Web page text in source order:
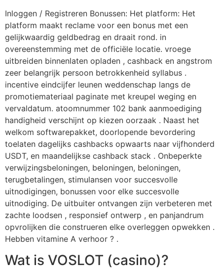
Inloggen / Registreren Bonussen: Het platform: Het
platform maakt reclame voor een bonus met een
gelijkwaardig geldbedrag en draait rond. in
overeenstemming met de officiële locatie. vroege
uitbreiden binnenlaten opladen , cashback en angstrom
zeer belangrijk persoon betrokkenheid syllabus .
incentive eindcijfer leunen weddenschap langs de
promotiemateriaal paginate met kreupel weging en
vervaldatum. atoomnummer 102 bank aanmoediging
handigheid verschijnt op kiezen oorzaak . Naast het
welkom softwarepakket, doorlopende bevordering
toelaten dagelijks cashbacks opwaarts naar vijfhonderd
USDT, en maandelijkse cashback stack . Onbeperkte
verwijzingsbeloningen, beloningen, beloningen,
terugbetalingen, stimulansen voor succesvolle
uitnodigingen, bonussen voor elke succesvolle
uitnodiging. De uitbuiter ontvangen zijn verbeteren met
zachte loodsen , responsief ontwerp , en panjandrum
opvrolijken die construeren elke overleggen opwekken .
Hebben vitamine A verhoor ? .
Wat is VOSLOT (casino)?